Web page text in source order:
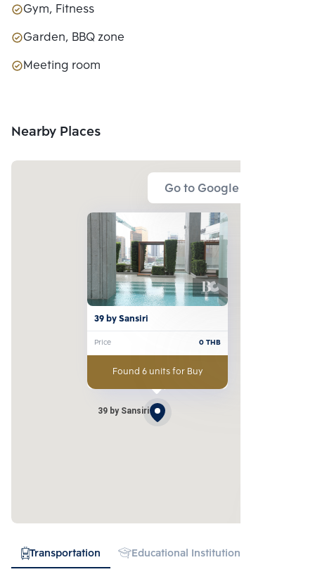
Gym, Fitness
Garden, BBQ zone
Meeting room
Nearby Places
Go to Google Map
39 by Sansiri
39 by Sansiri
Price 0THB
Found 6 units for Buy
Transportation Educational Institution